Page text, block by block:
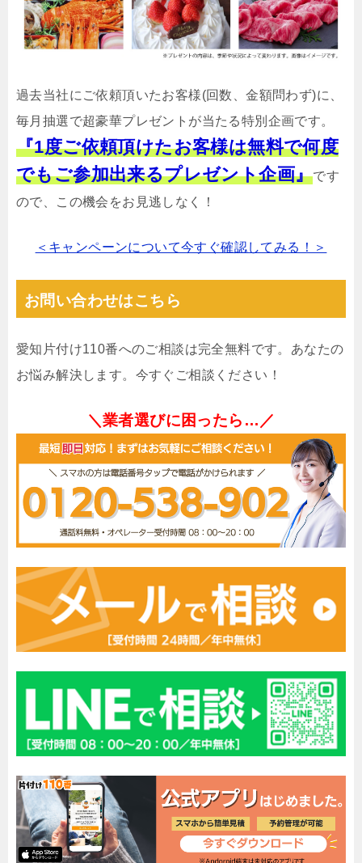
過去当社にご依頼頂いたお客様(回数、金額問わず)に、
毎月抽選で超豪華プレゼントが当たる特別企画です。
『1度ご依頼頂けたお客様は無料で何度
でもご参加出来るプレゼント企画』です
ので、この機会をお見逃しなく！
＜キャンペーンについて今すぐ確認してみる！＞
お問い合わせはこちら
愛知片付け110番へのご相談は完全無料です。あなたの
お悩み解決します。今すぐご相談ください！
＼業者選びに困ったら…／